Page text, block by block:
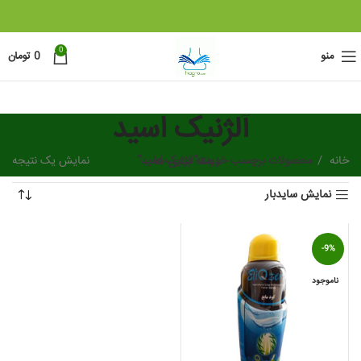
منو 0
0 تومان
آلژنیک اسید
دسته بندی ها خانه محصولات برچسب خورده “آلژنیک اسید”
نمایش یک نتیجه
نمایش سایدبار
-9%
ناموجود